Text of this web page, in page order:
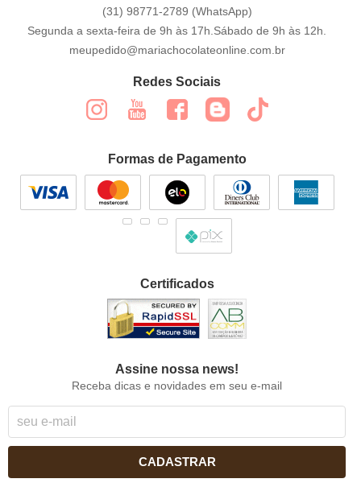
(31) 98771-2789 (WhatsApp)
Segunda a sexta-feira de 9h às 17h.Sábado de 9h às 12h.
meupedido@mariachocolateonline.com.br
Redes Sociais
Formas de Pagamento
Certificados
Assine nossa news!
Receba dicas e novidades em seu e-mail
CADASTRAR